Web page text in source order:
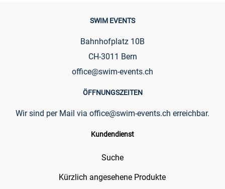
SWIM EVENTS
Bahnhofplatz 10B
CH-3011 Bern
office@swim-events.ch
ÖFFNUNGSZEITEN
Wir sind per Mail via office@swim-events.ch erreichbar.
Kundendienst
Suche
Kürzlich angesehene Produkte